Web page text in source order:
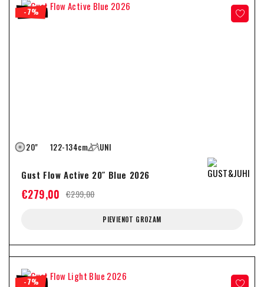
-7%
20" 122-134cm UNI
Gust Flow Active 20″ Blue 2026
€299,00
€279,00
PIEVIENOT GROZAM
-7%